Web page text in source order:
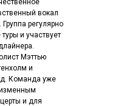
вокал
регулярно
и участвует
Мэттью
и
Команда уже
и для